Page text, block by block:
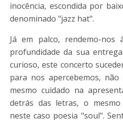
inocência, escondida por
denominado "jazz hat".
Já em palco, rendemo-nos
profundidade da sua
curioso, este concerto
para nos apercebemos,
mesmo cuidado na
detrás das letras, o
neste caso poesia "soul".